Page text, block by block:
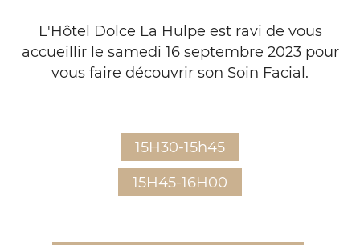
L'Hôtel Dolce La Hulpe est ravi de vous
accueillir le samedi 16 septembre 2023 pour
vous faire découvrir son Soin Facial.
15H30-15h45
15H45-16H00